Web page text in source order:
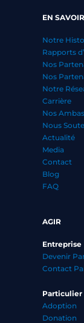
EN
Notre
Rapports
Nos
Nos
Notre
Carrière
Nos
Nous
Actualité
Media
Contact
Blog
FAQ
AGIR
Entreprise
Devenir
Contact
Particulier
Adoption
Donation